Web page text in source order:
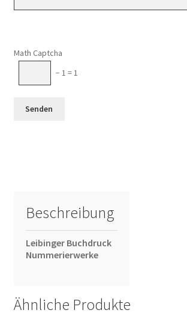
Math Captcha
− 1 = 1
Beschreibung
Leibinger Buchdruck
Nummerierwerke
Ähnliche Produkte